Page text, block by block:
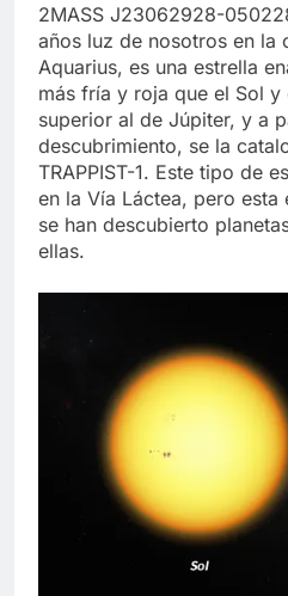
2MASS J23062928-
años luz de nosotros en la
Aquarius, es una estrella
más fría y roja que el Sol y
superior al de Júpiter, y a
descubrimiento, se la
TRAPPIST-1. Este tipo de
en la Vía Láctea, pero
se han descubierto
ellas.